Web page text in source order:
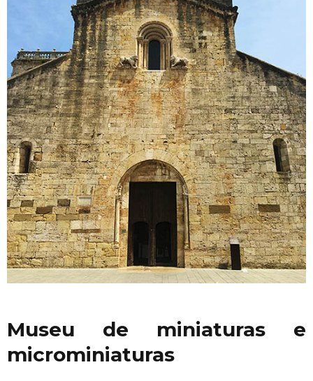
Museu de miniaturas e
microminiaturas